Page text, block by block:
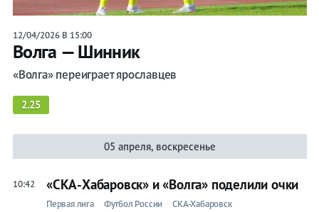
12/04/2026 В 15:00
Волга — Шинник
«Волга» переиграет ярославцев
2.25
05 апреля, воскресенье
10:42 «СКА-Хабаровск» и «Волга» поделили очки
Первая лига Футбол России
СКА-Хабаровск